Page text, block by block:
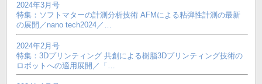
2024年3月号
特集：ソフトマターの計測分析技術 AFMによる粘弾性計測の最新
の展開／nano tech2024／…
2024年2月号
特集：3Dプリンティング 共創による樹脂3Dプリンティング技術の
ロボットへの適用展開／「…